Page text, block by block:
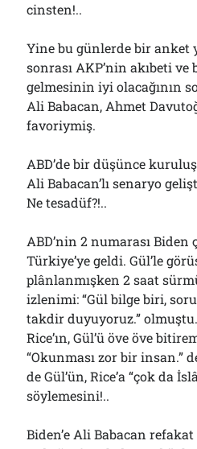
cinsten!..
Yine bu günlerde bir anket
sonrası AKP’nin akıbeti ve
gelmesinin iyi olacağının
Ali Babacan, Ahmet
favoriymiş.
ABD’de bir düşünce
Ali Babacan’lı senaryo
Ne tesadüf?!..
ABD’nin 2 numarası
Türkiye’ye geldi. Gül’le
plânlanmışken 2 saat
izlenimi: “Gül bilge biri,
takdir duyuyoruz.”
Rice’ın, Gül’ü öve öve
“Okunması zor bir insan.”
de Gül’ün, Rice’a “çok da
söylemesini!..
Biden’e Ali Babacan